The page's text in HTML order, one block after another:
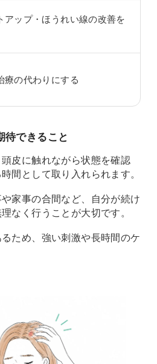
アップ・ほうれい線の改善を
療の代わりにする
待できること
皮に触れながら状態を確認
間として取り入れられます。
家事の合間など、自分が続け
なく行うことが大切です。
ため、強い刺激や長時間のケ